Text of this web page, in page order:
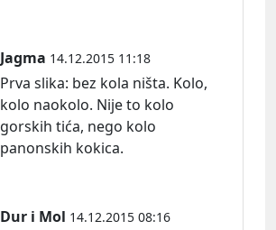
Jagma 14.12.2015 11:18
Prva slika: bez kola ništa. Kolo,
kolo naokolo. Nije to kolo
gorskih tića, nego kolo
panonskih kokica.
Dur i Mol 14.12.2015 08:16